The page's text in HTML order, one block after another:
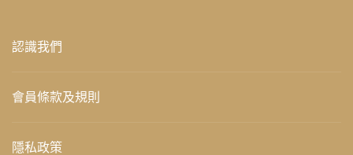
認識我們
會員條款及規則
隱私政策